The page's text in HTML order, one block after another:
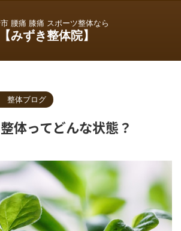
腰痛 膝痛 スポーツ整体なら
【みずき整体院】
整体ブログ
体ってどんな状態？